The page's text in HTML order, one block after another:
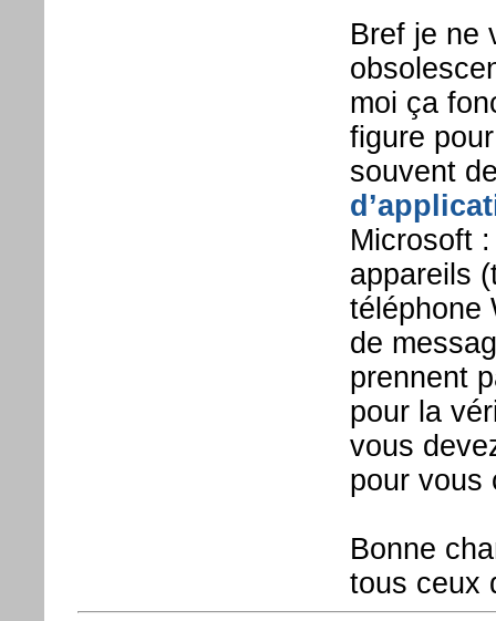
Bref je ne
moi ça
figure
souvent
Microsoft
appareils
téléphone
de
prennent
pour la
vous
pour vous
Bonne
tous ceux